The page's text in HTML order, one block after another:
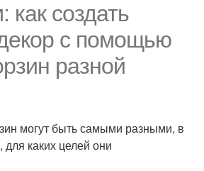
создать
с помощью
разной
могут быть самыми разными, в
для каких целей они